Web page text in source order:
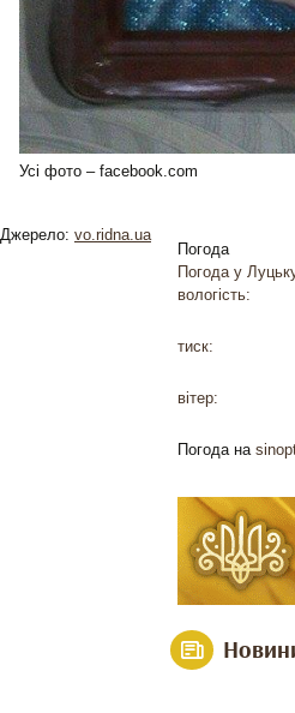
Усі фото – facebook.com
Джерело: vo.ridna.ua
Погода
Погода у
вологість:
тиск:
вітер:
Погода на